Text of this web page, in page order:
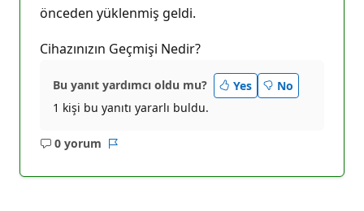
önceden yüklenmiş geldi.
Cihazınızın Geçmişi Nedir?
Bu yanıt yardımcı oldu mu? Yes
No
1 kişi bu yanıtı yararlı buldu.
0 yorum
Açıklama